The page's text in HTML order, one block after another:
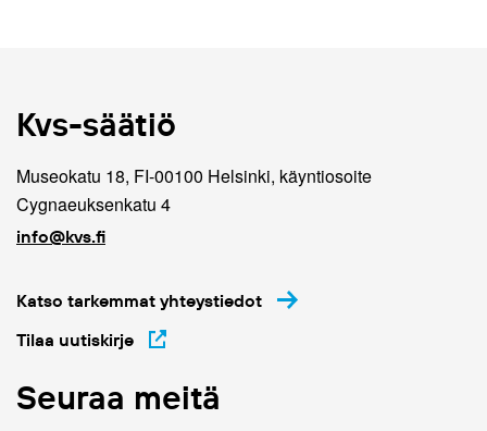
Kvs-säätiö
Museokatu 18, FI-00100 Helsinki, käyntiosoite
Cygnaeuksenkatu 4
info@kvs.fi
Katso tarkemmat yhteystiedot
Tilaa uutiskirje
Seuraa meitä